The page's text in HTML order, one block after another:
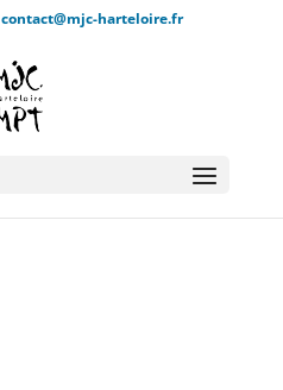
contact@mjc-harteloire.fr